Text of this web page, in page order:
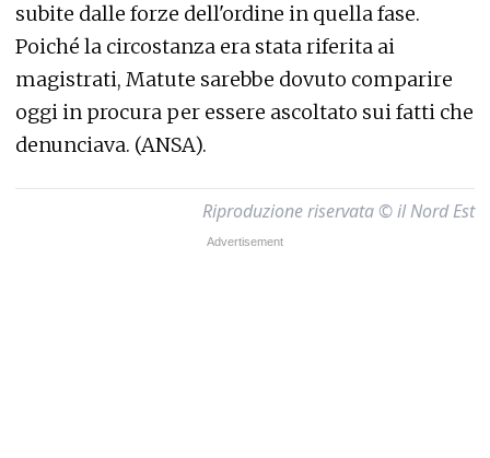
subite dalle forze dell'ordine in quella fase.
Poiché la circostanza era stata riferita ai
magistrati, Matute sarebbe dovuto comparire
oggi in procura per essere ascoltato sui fatti che
denunciava. (ANSA).
Riproduzione riservata © il Nord Est